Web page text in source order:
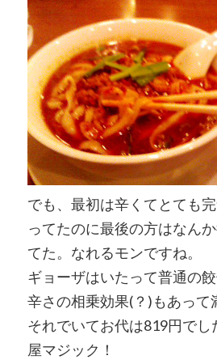
でも、最初は辛くてとても
ってたのに最後の方はなん
てた。なれるモンですね。
ギョーザはいたって普通の餃
辛さの相乗効果(？)もあって
それでいてお代は819円で
屋マジック！